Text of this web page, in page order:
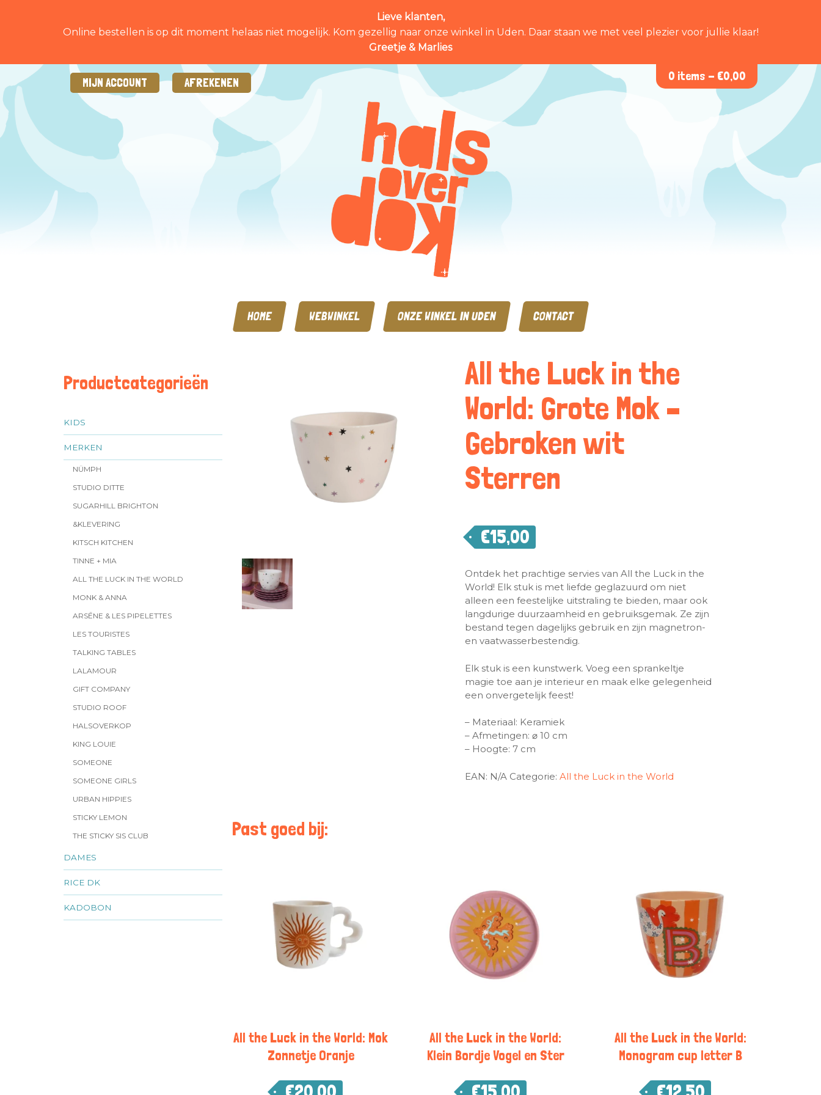
Lieve klanten,
Online bestellen is op dit moment helaas niet mogelijk. Kom gezellig naar onze winkel in Uden. Daar staan we met veel plezier voor jullie klaar!
Greetje & Marlies
MIJN ACCOUNT AFREKENEN 0 items - €0,00
HOME WEBWINKEL ONZE WINKEL IN UDEN CONTACT
Productcategorieën
KIDS
MERKEN
NÜMPH
STUDIO DITTE
SUGARHILL BRIGHTON
&KLEVERING
KITSCH KITCHEN
TINNE + MIA
ALL THE LUCK IN THE WORLD
MONK & ANNA
ARSĒNE & LES PIPELETTES
LES TOURISTES
TALKING TABLES
LALAMOUR
GIFT COMPANY
STUDIO ROOF
HALSOVERKOP
KING LOUIE
SOMEONE
SOMEONE GIRLS
URBAN HIPPIES
STICKY LEMON
THE STICKY SIS CLUB
DAMES
RICE DK
KADOBON
All the Luck in the
World: Grote Mok –
Gebroken wit
Sterren
€15,00
Ontdek het prachtige servies van All the Luck in the
World! Elk stuk is met liefde geglazuurd om niet
alleen een feestelijke uitstraling te bieden, maar ook
langdurige duurzaamheid en gebruiksgemak. Ze zijn
bestand tegen dagelijks gebruik en zijn magnetron-
en vaatwasserbestendig.
Elk stuk is een kunstwerk. Voeg een sprankeltje
magie toe aan je interieur en maak elke gelegenheid
een onvergetelijk feest!
– Materiaal: Keramiek
– Afmetingen: ⌀ 10 cm
– Hoogte: 7 cm
EAN: N/A Categorie: All the Luck in the World
Past goed bij:
All the Luck in the World: Mok
Zonnetje Oranje
All the Luck in the World:
Klein Bordje Vogel en Ster
All the Luck in the World:
Monogram cup letter B